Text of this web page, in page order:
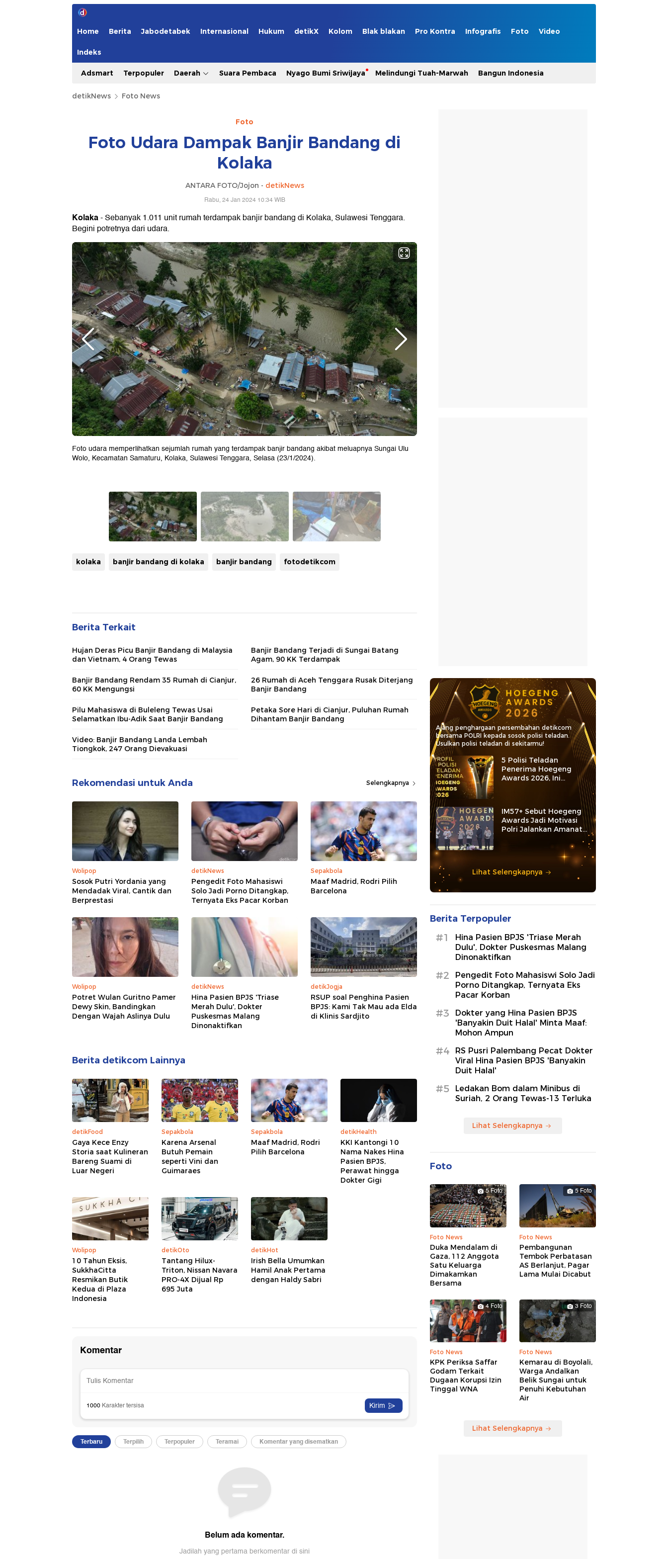
Home Berita Jabodetabek Internasional Hukum detikX Kolom Blak blakan Pro Kontra Infografis Foto Video
Indeks
Adsmart Terpopuler Daerah Suara Pembaca Nyago Bumi Sriwijaya Melindungi Tuah-Marwah Bangun Indonesia
detikNews Foto News
Foto
Foto Udara Dampak Banjir Bandang di
Kolaka
ANTARA FOTO/Jojon - detikNews
Rabu, 24 Jan 2024 10:34 WIB
Kolaka- Sebanyak 1.011 unit rumah terdampak banjir bandang di Kolaka, Sulawesi Tenggara.
Begini potretnya dari udara.
Foto udara memperlihatkan sejumlah rumah yang terdampak banjir bandang akibat meluapnya Sungai Ulu
Wolo, Kecamatan Samaturu, Kolaka, Sulawesi Tenggara, Selasa (23/1/2024).
kolaka banjir bandang di kolaka banjir bandang fotodetikcom
Berita Terkait
Hujan Deras Picu Banjir Bandang di Malaysia
dan Vietnam, 4 Orang Tewas
Banjir Bandang Terjadi di Sungai Batang
Agam, 90 KK Terdampak
Banjir Bandang Rendam 35 Rumah di Cianjur,
60 KK Mengungsi
26 Rumah di Aceh Tenggara Rusak Diterjang
Banjir Bandang
Pilu Mahasiswa di Buleleng Tewas Usai
Selamatkan Ibu-Adik Saat Banjir Bandang
Petaka Sore Hari di Cianjur, Puluhan Rumah
Dihantam Banjir Bandang
Video: Banjir Bandang Landa Lembah
Tiongkok, 247 Orang Dievakuasi
Rekomendasi untuk Anda Selengkapnya
Wolipop
Sosok Putri Yordania yang
Mendadak Viral, Cantik dan
Berprestasi
detikNews
Pengedit Foto Mahasiswi
Solo Jadi Porno Ditangkap,
Ternyata Eks Pacar Korban
Sepakbola
Maaf Madrid, Rodri Pilih
Barcelona
Wolipop
Potret Wulan Guritno Pamer
Dewy Skin, Bandingkan
Dengan Wajah Aslinya Dulu
detikNews
Hina Pasien BPJS 'Triase
Merah Dulu', Dokter
Puskesmas Malang
Dinonaktifkan
detikJogja
RSUP soal Penghina Pasien
BPJS: Kami Tak Mau ada Elda
di Klinis Sardjito
Berita detikcom Lainnya
detikFood
Gaya Kece Enzy
Storia saat Kulineran
Bareng Suami di
Luar Negeri
Sepakbola
Karena Arsenal
Butuh Pemain
seperti Vini dan
Guimaraes
Sepakbola
Maaf Madrid, Rodri
Pilih Barcelona
detikHealth
KKI Kantongi 10
Nama Nakes Hina
Pasien BPJS,
Perawat hingga
Dokter Gigi
Wolipop
10 Tahun Eksis,
SukkhaCitta
Resmikan Butik
Kedua di Plaza
Indonesia
detikOto
Tantang Hilux-
Triton, Nissan Navara
PRO-4X Dijual Rp
695 Juta
detikHot
Irish Bella Umumkan
Hamil Anak Pertama
dengan Haldy Sabri
Ajang penghargaan persembahan detikcom
bersama POLRI kepada sosok polisi teladan.
Usulkan polisi teladan di sekitarmu!
5 Polisi Teladan
Penerima Hoegeng
Awards 2026, Ini
Kategori dan Kiprahnya
IM57+ Sebut Hoegeng
Awards Jadi Motivasi
Polri Jalankan Amanat
Lihat Selengkapnya
Berita Terpopuler
#1
Hina Pasien BPJS 'Triase Merah
Dulu', Dokter Puskesmas Malang
Dinonaktifkan
#2
Pengedit Foto Mahasiswi Solo Jadi
Porno Ditangkap, Ternyata Eks
Pacar Korban
#3
Dokter yang Hina Pasien BPJS
'Banyakin Duit Halal' Minta Maaf:
Mohon Ampun
#4
RS Pusri Palembang Pecat Dokter
Viral Hina Pasien BPJS 'Banyakin
Duit Halal'
#5
Ledakan Bom dalam Minibus di
Suriah, 2 Orang Tewas-13 Terluka
Lihat Selengkapnya
Foto
5 Foto
Foto News
Duka Mendalam di
Gaza, 112 Anggota
Satu Keluarga
Dimakamkan
Bersama
5 Foto
Foto News
Pembangunan
Tembok Perbatasan
AS Berlanjut, Pagar
Lama Mulai Dicabut
4 Foto
Foto News
KPK Periksa Saffar
Godam Terkait
Dugaan Korupsi Izin
Tinggal WNA
3 Foto
Foto News
Kemarau di Boyolali,
Warga Andalkan
Belik Sungai untuk
Penuhi Kebutuhan
Air
Lihat Selengkapnya